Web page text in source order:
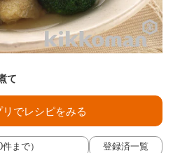
て
まで） 登録済一覧
でレシピをみる